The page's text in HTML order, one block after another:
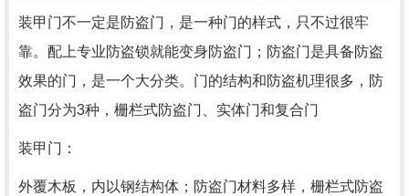
装甲门不一定是防盗门，是一种门的样式，只不过很牢
靠。配上专业防盗锁就能变身防盗门；防盗门是具备防盗
效果的门，是一个大分类。门的结构和防盗机理很多，防
盗门分为3种，栅栏式防盗门、实体门和复合门
装甲门：
外覆木板，内以钢结构体；防盗门材料多样，栅栏式防盗